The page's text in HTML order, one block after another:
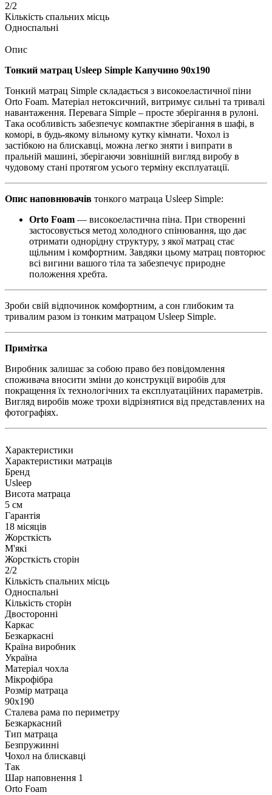
2/2
Кількість спальних місць
Односпальні
Опис
Тонкий матрац Usleep Simple Капучино 90х190
Тонкий матрац Simple складається з високоеластичної піни
Orto Foam. Матеріал нетоксичний, витримує сильні та тривалі
навантаження. Перевага Simple – просте зберігання в рулоні.
Така особливість забезпечує компактне зберігання в шафі, в
коморі, в будь-якому вільному кутку кімнати. Чохол із
застібкою на блискавці, можна легко зняти і випрати в
пральній машині, зберігаючи зовнішній вигляд виробу в
чудовому стані протягом усього терміну експлуатації.
Опис наповнювачів тонкого матраца Usleep Simple:
Orto Foam — високоеластична піна. При створенні
застосовується метод холодного спінювання, що дає
отримати однорідну структуру, з якої матрац стає
щільним і комфортним. Завдяки цьому матрац повторює
всі вигини вашого тіла та забезпечує природне
положення хребта.
Зроби свій відпочинок комфортним, а сон глибоким та
тривалим разом із тонким матрацом Usleep Simple.
Примітка
Виробник залишає за собою право без повідомлення
споживача вносити зміни до конструкції виробів для
покращення їх технологічних та експлуатаційних параметрів.
Вигляд виробів може трохи відрізнятися від представлених на
фотографіях.
Характеристики
Характеристики матраців
Бренд
Usleep
Висота матраца
5 см
Гарантія
18 місяців
Жорсткість
М'які
Жорсткість сторін
2/2
Кількість спальних місць
Односпальні
Кількість сторін
Двосторонні
Каркас
Безкаркасні
Країна виробник
Україна
Матеріал чохла
Мікрофібра
Розмір матраца
90х190
Сталева рама по периметру
Безкаркасний
Тип матраца
Безпружинні
Чохол на блискавці
Так
Шар наповнення 1
Orto Foam